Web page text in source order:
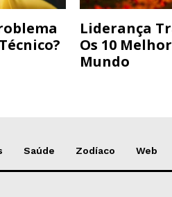
Liderança
Os 10
Mundo
Saúde Zodíaco Web